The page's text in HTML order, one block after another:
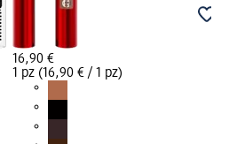
16,90 €
1 pz (16,90 € / 1 pz)